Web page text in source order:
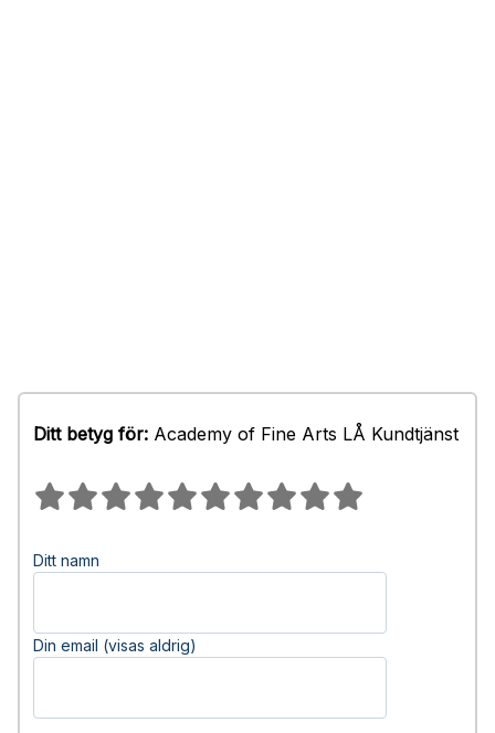
Ditt betyg för: Academy of Fine Arts LÅ Kundtjänst
Ditt namn
Din email (visas aldrig)